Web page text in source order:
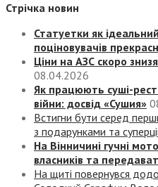
Стрічка новин
Статуетки як
поціновувачів
Ціни на АЗС скоро
08.04.2026
Як працюють суші-
війни: досвід «Сушия»
Встигни бути серед
з подарунками та
На Вінничині гучні
власників та
На щиті повернувся